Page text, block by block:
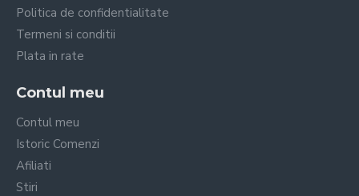
Politica de confidentialitate
Termeni si conditii
Plata in rate
Contul meu
Contul meu
Istoric Comenzi
Afiliati
Stiri